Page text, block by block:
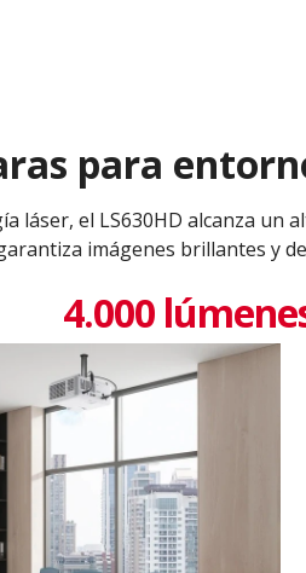
para
láser, el LS630HD alcanza un
imágenes brillantes y
4.000